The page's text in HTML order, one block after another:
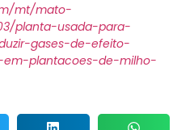
mt/mato-
planta-usada-para-
gases-de-efeito-
plantacoes-de-milho-